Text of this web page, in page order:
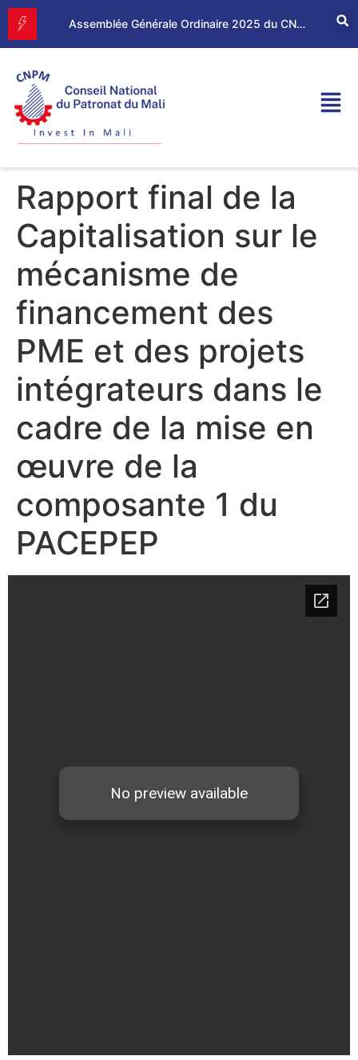
Assemblée Générale Ordinaire 2025 du CNPM
Rapport final de la
Capitalisation sur le
mécanisme de
financement des
PME et des projets
intégrateurs dans le
cadre de la mise en
œuvre de la
composante 1 du
PACEPEP